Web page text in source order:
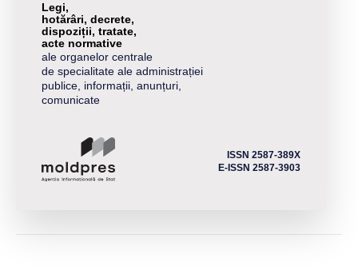
Legi,
hotărâri, decrete,
dispoziții, tratate,
acte normative
ale organelor centrale
de specialitate ale administrației
publice, informații, anunțuri,
comunicate
ISSN 2587-389X
E-ISSN 2587-3903